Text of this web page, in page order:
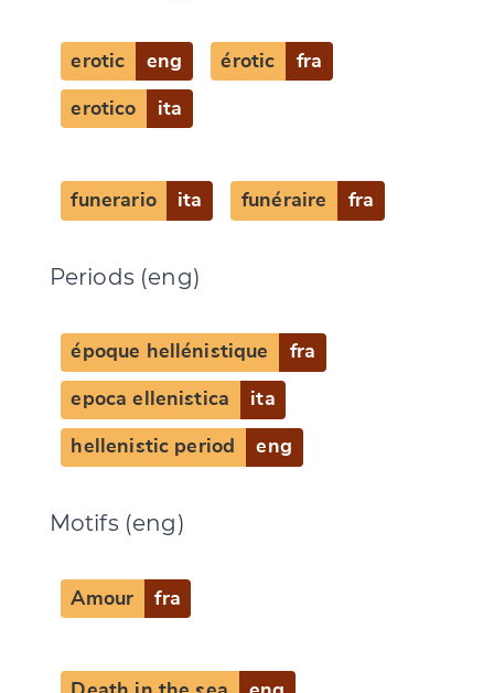
erotic eng érotic fra
erotico ita
funerario ita funéraire fra
Periods (eng)
époque hellénistique fra
epoca ellenistica ita
hellenistic period eng
Motifs (eng)
Amour fra